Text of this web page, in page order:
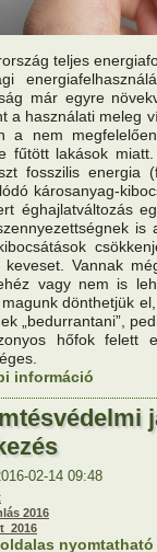
teljes
már egyre
a használati meleg
a nem
fűtött lakások
fosszilis energia
károsanyag-
éghajlatváltozás
keveset. Vannak
vagy nem is
dönthetjük
„bedurrantani”,
hőfok felett
információ
02-14 09:48
2016